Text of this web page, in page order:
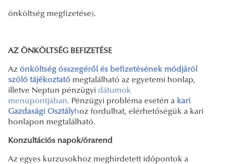
önköltség megfizetése).
AZ ÖNKÖLTSÉG BEFIZETÉSE
Az önköltség összegéről és befizetésének módjáról
szóló tájékoztató megtalálható az egyetemi honlap,
illetve Neptun pénzügyi dátumok
menüpontjában. Pénzügyi probléma esetén a kari
Gazdasági Osztályhoz fordulhat, elérhetőségük a kari
honlapon megtalálható.
Konzultációs napok/órarend
Az egyes kurzusokhoz meghirdetett időpontok a